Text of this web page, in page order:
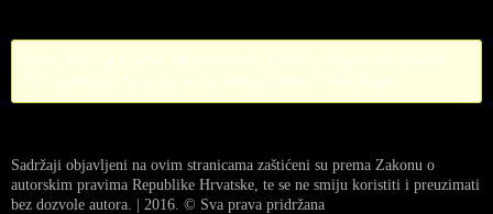
Sadržaji objavljeni na ovim stranicama zaštićeni su prema Zakonu o
autorskim pravima Republike Hrvatske, te se ne smiju koristiti i preuzimati
bez dozvole autora. | 2016. © Sva prava pridržana